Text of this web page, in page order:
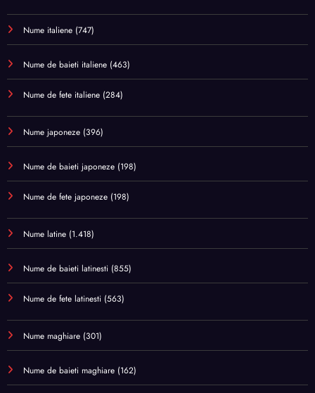
Nume italiene (747)
Nume de baieti italiene (463)
Nume de fete italiene (284)
Nume japoneze (396)
Nume de baieti japoneze (198)
Nume de fete japoneze (198)
Nume latine (1.418)
Nume de baieti latinesti (855)
Nume de fete latinesti (563)
Nume maghiare (301)
Nume de baieti maghiare (162)